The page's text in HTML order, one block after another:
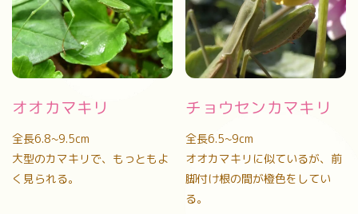
オオカマキリ
全長6.8~9.5cm
大型のカマキリで、もっともよ
く見られる。
チョウセンカマキリ
全長6.5~9cm
オオカマキリに似ているが、前
脚付け根の間が橙色をしてい
る。